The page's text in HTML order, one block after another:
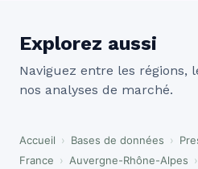
Explorez aussi
Naviguez entre les régions,
nos analyses de marché.
Accueil › Bases de données ›
France › Auvergne-Rhône-Alpes ›